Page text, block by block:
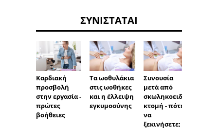
ΣΥΝΙΣΤΆΤΑΙ
Καρδιακή
προσβολή
στην εργασία -
πρώτες
βοήθειες
Τα ωοθυλάκια
στις ωοθήκες
και η έλλειψη
εγκυμοσύνης
Συνουσία
μετά από
σκωληκοειδε
κτομή - πότε
να
ξεκινήσετε;